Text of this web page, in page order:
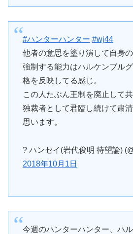
#ハンターハンター #wj44
他者の意思を塗り潰して自身
強制する能力はハルケンブル
格を反映してる感じ。
この人たぶん王制を廃止して
独裁者として君臨し続けて粛
思います。
? ハンセイ(岩代俊明 待望論)
2018年10月1日
今週のハンターハンター、ハ